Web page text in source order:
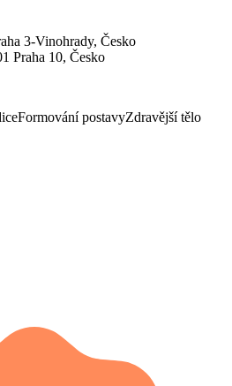
3-Vinohrady, Česko
Praha 10, Česko
Formování postavyZdravější tělo